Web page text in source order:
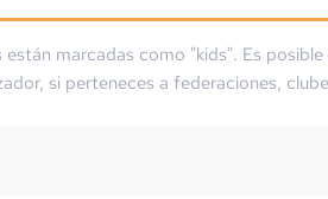
marcadas como "kids". Es posible
si perteneces a federaciones,